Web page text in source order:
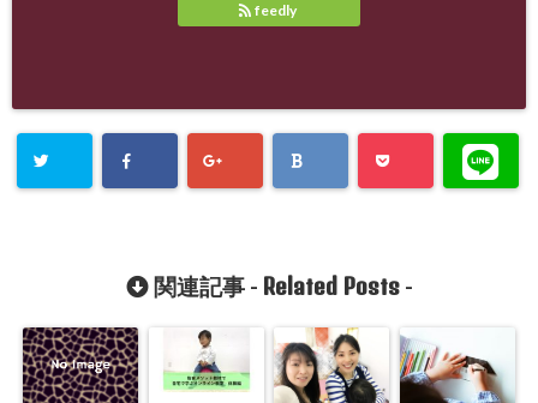
feedly
関連記事 - Related Posts-